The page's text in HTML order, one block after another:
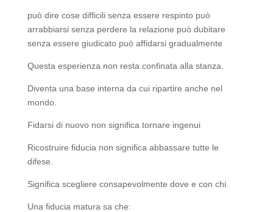
può dire cose difficili senza essere respinto può
arrabbiarsi senza perdere la relazione può dubitare
senza essere giudicato può affidarsi gradualmente
Questa esperienza non resta confinata alla stanza.
Diventa una base interna da cui ripartire anche nel
mondo.
Fidarsi di nuovo non significa tornare ingenui
Ricostruire fiducia non significa abbassare tutte le
difese.
Significa scegliere consapevolmente dove e con chi.
Una fiducia matura sa che: